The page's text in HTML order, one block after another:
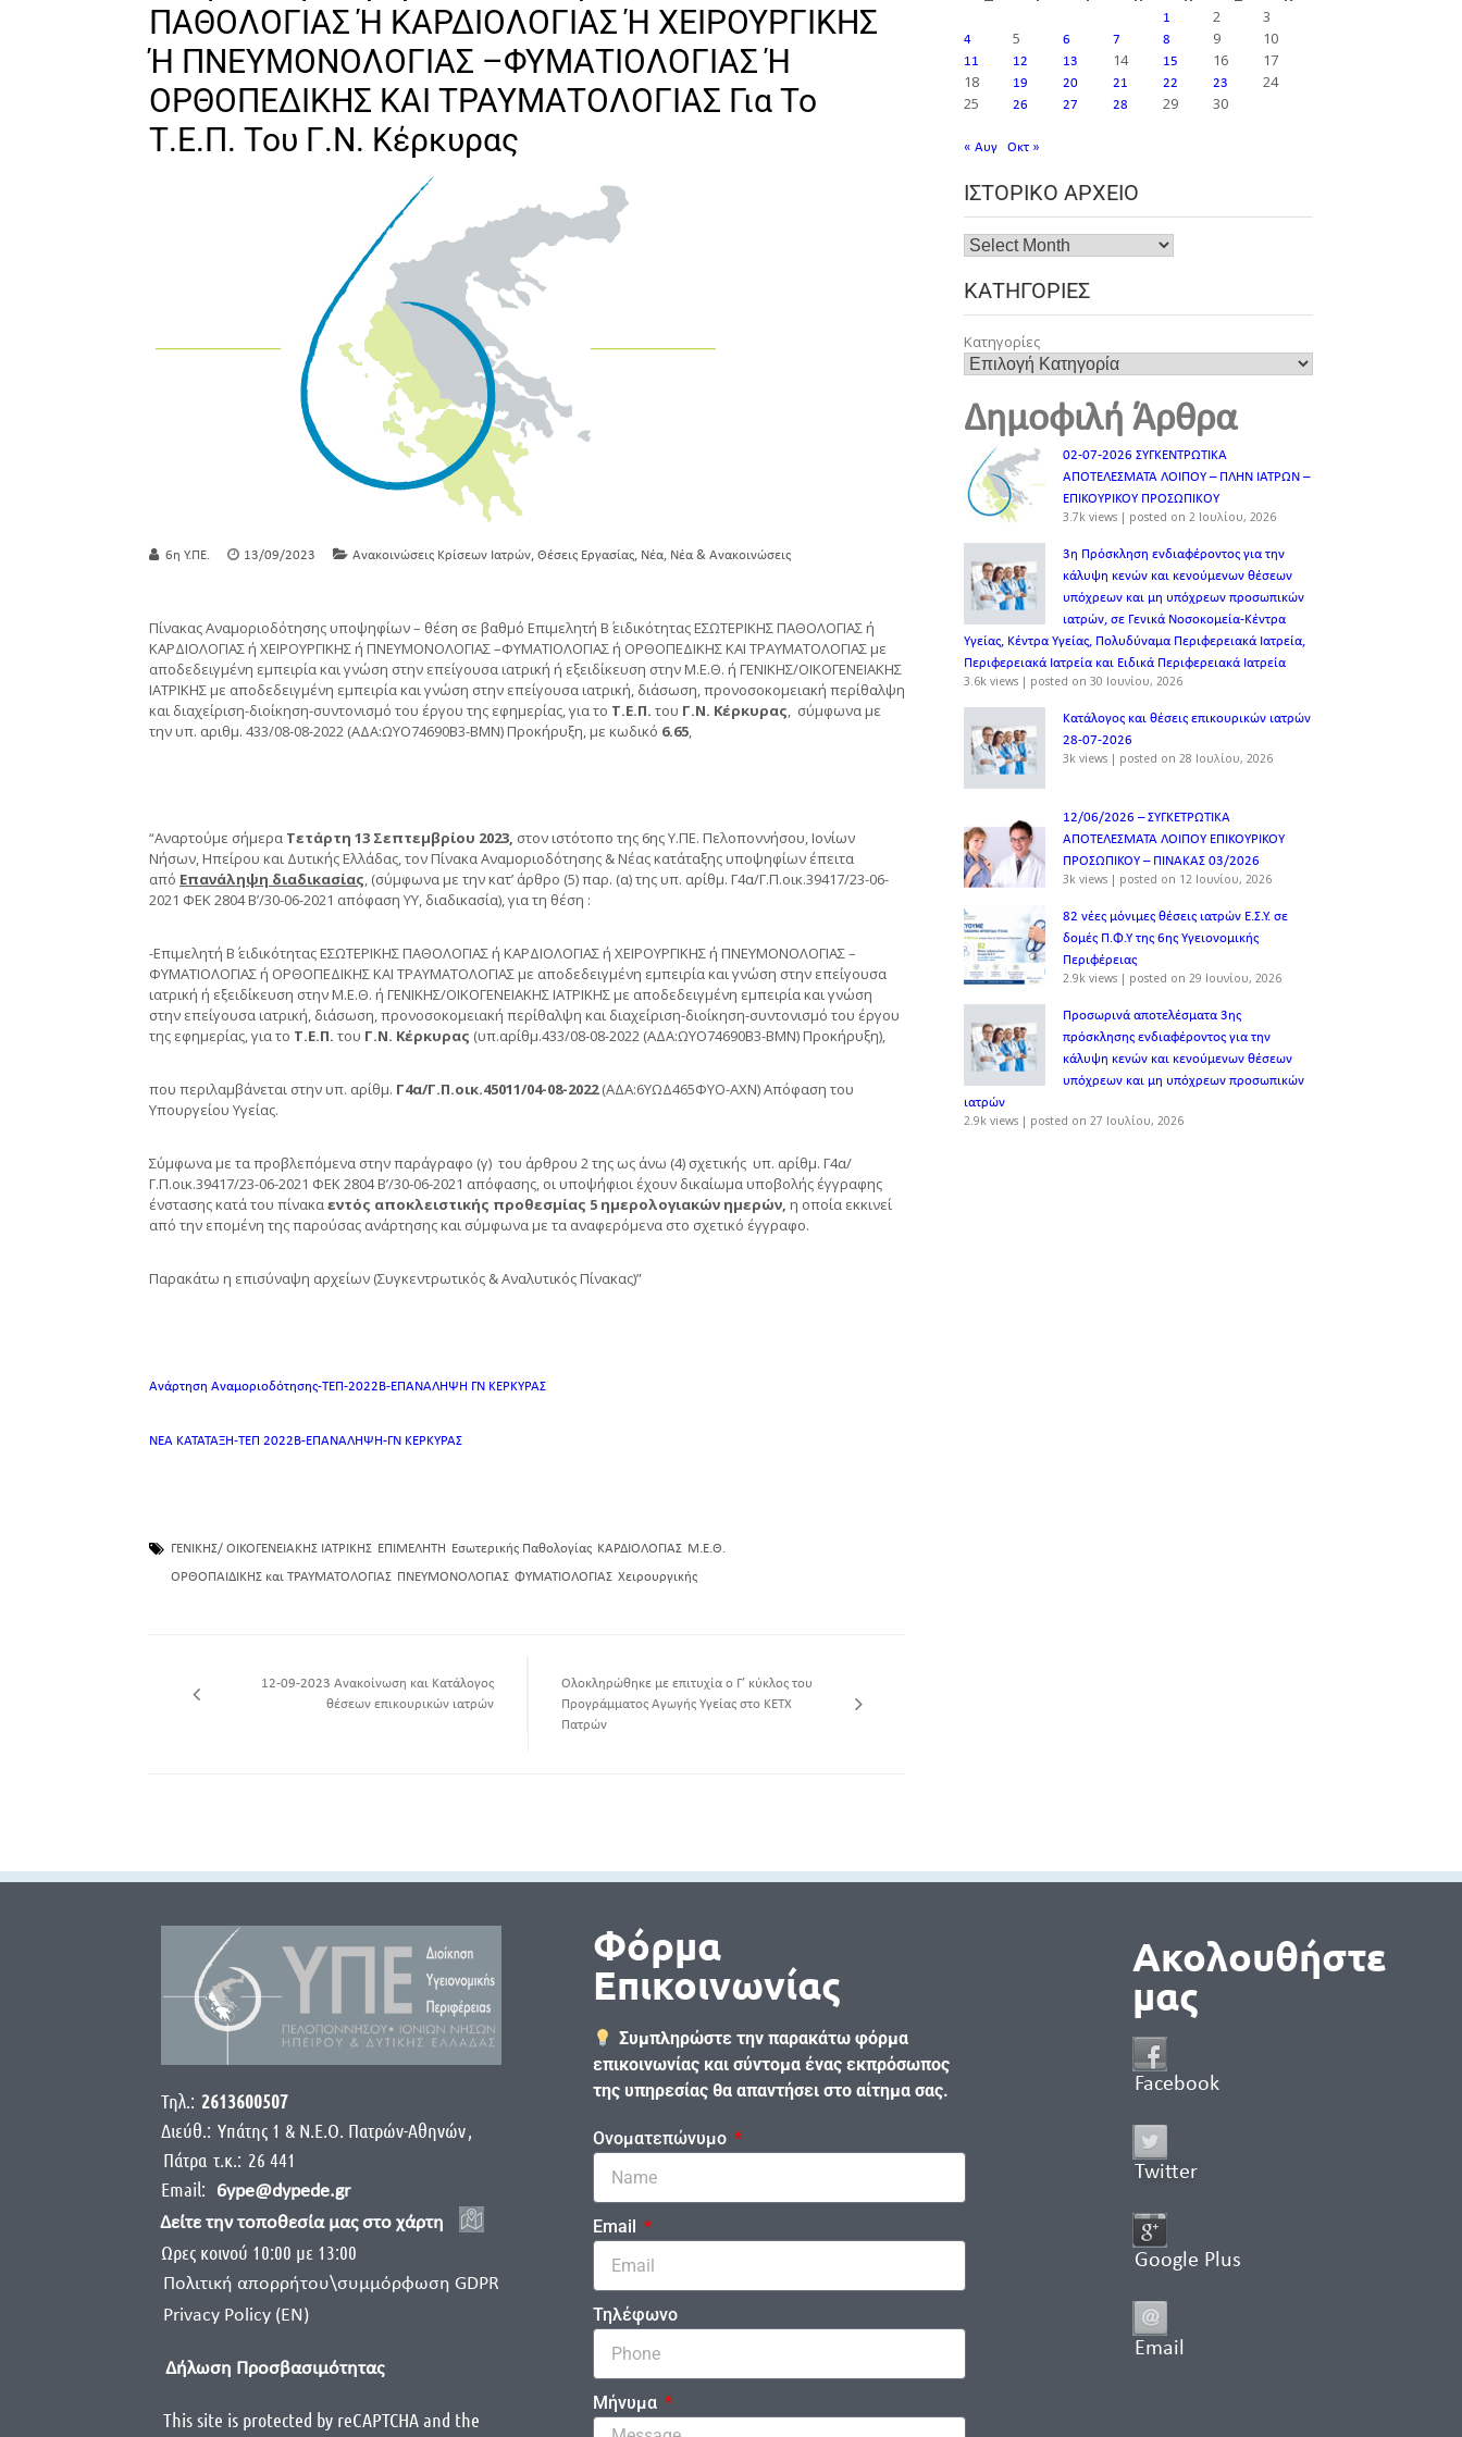
ΠΑΘΟΛΟΓΙΑΣ Ή ΚΑΡΔΙΟΛΟΓΙΑΣ Ή ΧΕΙΡΟΥΡΓΙΚΗΣ
Ή ΠΝΕΥΜΟΝΟΛΟΓΙΑΣ –ΦΥΜΑΤΙΟΛΟΓΙΑΣ Ή
ΟΡΘΟΠΕΔΙΚΗΣ ΚΑΙ ΤΡΑΥΜΑΤΟΛΟΓΙΑΣ Για Το
Τ.Ε.Π. Του Γ.Ν. Κέρκυρας
6η Υ.ΠΕ. 13/09/2023 Ανακοινώσεις Κρίσεων Ιατρών, Θέσεις Εργασίας, Νέα, Νέα & Ανακοινώσεις
Πίνακας Αναμοριοδότησης υποψηφίων – θέση σε βαθμό Επιμελητή Β΄ ειδικότητας ΕΣΩΤΕΡΙΚΗΣ ΠΑΘΟΛΟΓΙΑΣ ή
ΚΑΡΔΙΟΛΟΓΙΑΣ ή ΧΕΙΡΟΥΡΓΙΚΗΣ ή ΠΝΕΥΜΟΝΟΛΟΓΙΑΣ –ΦΥΜΑΤΙΟΛΟΓΙΑΣ ή ΟΡΘΟΠΕΔΙΚΗΣ ΚΑΙ ΤΡΑΥΜΑΤΟΛΟΓΙΑΣ με
αποδεδειγμένη εμπειρία και γνώση στην επείγουσα ιατρική ή εξειδίκευση στην Μ.Ε.Θ. ή ΓΕΝΙΚΗΣ/ΟΙΚΟΓΕΝΕΙΑΚΗΣ
ΙΑΤΡΙΚΗΣ με αποδεδειγμένη εμπειρία και γνώση στην επείγουσα ιατρική, διάσωση, προνοσοκομειακή περίθαλψη
και διαχείριση-διοίκηση-συντονισμό του έργου της εφημερίας, για το Τ.Ε.Π. του Γ.Ν. Κέρκυρας, σύμφωνα με
την υπ. αριθμ. 433/08-08-2022 (ΑΔΑ:ΩΥΟ74690Β3-ΒΜΝ) Προκήρυξη, με κωδικό 6.65,
“Αναρτούμε σήμερα Τετάρτη 13 Σεπτεμβρίου 2023, στον ιστότοπο της 6ης Υ.ΠΕ. Πελοποννήσου, Ιονίων
Νήσων, Ηπείρου και Δυτικής Ελλάδας, τον Πίνακα Αναμοριοδότησης & Νέας κατάταξης υποψηφίων έπειτα
από Επανάληψη διαδικασίας, (σύμφωνα με την κατ’ άρθρο (5) παρ. (α) της υπ. αρίθμ. Γ4α/Γ.Π.οικ.39417/23-06-
2021 ΦΕΚ 2804 Β’/30-06-2021 απόφαση ΥΥ, διαδικασία), για τη θέση :
-Επιμελητή Β΄ ειδικότητας ΕΣΩΤΕΡΙΚΗΣ ΠΑΘΟΛΟΓΙΑΣ ή ΚΑΡΔΙΟΛΟΓΙΑΣ ή ΧΕΙΡΟΥΡΓΙΚΗΣ ή ΠΝΕΥΜΟΝΟΛΟΓΙΑΣ –
ΦΥΜΑΤΙΟΛΟΓΙΑΣ ή ΟΡΘΟΠΕΔΙΚΗΣ ΚΑΙ ΤΡΑΥΜΑΤΟΛΟΓΙΑΣ με αποδεδειγμένη εμπειρία και γνώση στην επείγουσα
ιατρική ή εξειδίκευση στην Μ.Ε.Θ. ή ΓΕΝΙΚΗΣ/ΟΙΚΟΓΕΝΕΙΑΚΗΣ ΙΑΤΡΙΚΗΣ με αποδεδειγμένη εμπειρία και γνώση
στην επείγουσα ιατρική, διάσωση, προνοσοκομειακή περίθαλψη και διαχείριση-διοίκηση-συντονισμό του έργου
της εφημερίας, για το Τ.Ε.Π. του Γ.Ν. Κέρκυρας (υπ.αρίθμ.433/08-08-2022 (ΑΔΑ:ΩΥΟ74690Β3-ΒΜΝ) Προκήρυξη),
που περιλαμβάνεται στην υπ. αρίθμ. Γ4α/Γ.Π.οικ.45011/04-08-2022(ΑΔΑ:6ΥΩΔ465ΦΥΟ-ΑΧΝ) Απόφαση του
Υπουργείου Υγείας.
Σύμφωνα με τα προβλεπόμενα στην παράγραφο (γ) του άρθρου 2 της ως άνω (4) σχετικής υπ. αρίθμ. Γ4α/
Γ.Π.οικ.39417/23-06-2021 ΦΕΚ 2804 Β’/30-06-2021 απόφασης, οι υποψήφιοι έχουν δικαίωμα υποβολής έγγραφης
ένστασης κατά του πίνακαεντός αποκλειστικής προθεσμίας 5 ημερολογιακών ημερών, η οποία εκκινεί
από την επομένη της παρούσας ανάρτησης και σύμφωνα με τα αναφερόμενα στο σχετικό έγγραφο.
Παρακάτω η επισύναψη αρχείων (Συγκεντρωτικός & Αναλυτικός Πίνακας)”
Ανάρτηση Αναμοριοδότησης-ΤΕΠ-2022Β-ΕΠΑΝΑΛΗΨΗ ΓΝ ΚΕΡΚΥΡΑΣ
ΝΕΑ ΚΑΤΑΤΑΞΗ-ΤΕΠ 2022Β-ΕΠΑΝΑΛΗΨΗ-ΓΝ ΚΕΡΚΥΡΑΣ
ΓΕΝΙΚΗΣ/ ΟΙΚΟΓΕΝΕΙΑΚΗΣ ΙΑΤΡΙΚΗΣ ΕΠΙΜΕΛΗΤΗ Εσωτερικής Παθολογίας ΚΑΡΔΙΟΛΟΓΙΑΣ Μ.Ε.Θ.
ΟΡΘΟΠΑΙΔΙΚΗΣ και ΤΡΑΥΜΑΤΟΛΟΓΙΑΣ ΠΝΕΥΜΟΝΟΛΟΓΙΑΣ ΦΥΜΑΤΙΟΛΟΓΙΑΣ Χειρουργικής
12-09-2023 Ανακοίνωση και Κατάλογος
θέσεων επικουρικών ιατρών
Ολοκληρώθηκε με επιτυχία ο Γ’ κύκλος του
Προγράμματος Αγωγής Υγείας στο ΚΕΤΧ
Πατρών
1 2 3
4 5 6 7 8 9 10
11 12 13 14 15 16
17
18
19 20 21 22 23
24
25
26 27 28 29 30
« Αυγ Οκτ »
ΙΣΤΟΡΙΚΌ ΑΡΧΕΊΟ
ΚΑΤΗΓΟΡΊΕΣ
Κατηγορίες
Δημοφιλή Άρθρα
02-07-2026 ΣΥΓΚΕΝΤΡΩΤΙΚΑ
ΑΠΟΤΕΛΕΣΜΑΤΑ ΛΟΙΠΟΥ – ΠΛΗΝ ΙΑΤΡΩΝ –
ΕΠΙΚΟΥΡΙΚΟΥ ΠΡΟΣΩΠΙΚOY
3.7k views | posted on 2 Ιουλίου, 2026
3η Πρόσκληση ενδιαφέροντος για την
κάλυψη κενών και κενούμενων θέσεων
υπόχρεων και μη υπόχρεων προσωπικών
ιατρών, σε Γενικά Νοσοκομεία-Κέντρα
Υγείας, Κέντρα Υγείας, Πολυδύναμα Περιφερειακά Ιατρεία,
Περιφερειακά Ιατρεία και Ειδικά Περιφερειακά Ιατρεία
3.6k views | posted on 30 Ιουνίου, 2026
Κατάλογος και θέσεις επικουρικών ιατρών
28-07-2026
3k views | posted on 28 Ιουλίου, 2026
12/06/2026 – ΣΥΓΚΕΤΡΩΤΙΚΑ
ΑΠΟΤΕΛΕΣΜΑΤΑ ΛΟΙΠΟΥ ΕΠΙΚΟΥΡΙΚΟΥ
ΠΡΟΣΩΠΙΚΟΥ – ΠΙΝΑΚΑΣ 03/2026
3k views | posted on 12 Ιουνίου, 2026
82 νέες μόνιμες θέσεις ιατρών Ε.Σ.Υ. σε
δομές Π.Φ.Υ της 6ης Υγειονομικής
Περιφέρειας
2.9k views | posted on 29 Ιουνίου, 2026
Προσωρινά αποτελέσματα 3ης
πρόσκλησης ενδιαφέροντος για την
κάλυψη κενών και κενούμενων θέσεων
υπόχρεων και μη υπόχρεων προσωπικών
ιατρών
2.9k views | posted on 27 Ιουλίου, 2026
Τηλ.: 2613600507
Διεύθ.: Yπάτης 1 & Ν.Ε.Ο. Πατρών-Αθηνών,
Πάτρα τ.κ.: 26 441
Email:
6ype@dypede.gr
Δείτε την τοποθεσία μας στο χάρτη
Ωρες κοινού 10:00 με 13:00
Πολιτική απορρήτου\συμμόρφωση GDPR
Privacy Policy (EN)
Δήλωση Προσβασιμότητας
This site is protected by reCAPTCHA and the
Φόρμα
Επικοινωνίας
Συμπληρώστε την παρακάτω φόρμα
επικοινωνίας και σύντομα ένας εκπρόσωπος
της υπηρεσίας θα απαντήσει στο αίτημα σας.
Ονοματεπώνυμο
Email
Τηλέφωνο
Μήνυμα
Ακολουθήστε
μας
Facebook
Twitter
Google Plus
Email